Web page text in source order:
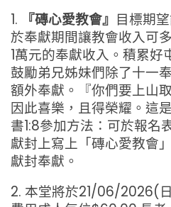
1.
『磚心愛教會』 目標期
於奉獻期間讓教會收入可
1萬元的奉獻收入。積累好
鼓勵弟兄姊妹們除了十一
額外奉獻。『你們要上山
因此喜樂，且得榮耀。這
書1:8參加方法：可於報名
獻封上寫上「磚心愛教會
獻封奉獻。
2. 本堂將於21/06/2026(